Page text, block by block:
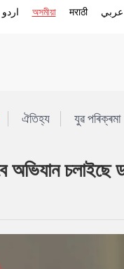
اردو অসমীয়া मराठी عربي
ঐতিহ্য যুৱ পৰিক্ৰমা
অভিযান